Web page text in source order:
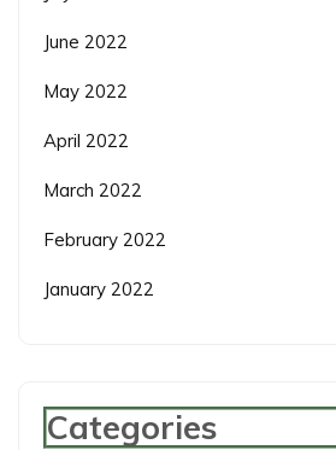
June 2022
May 2022
April 2022
March 2022
February 2022
January 2022
Categories